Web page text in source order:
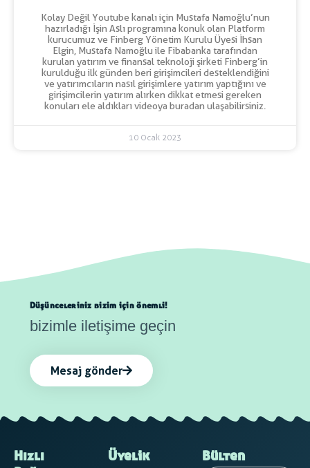
Kolay Değil Youtube kanalı için Mustafa Namoğlu’nun
hazırladığı İşin Aslı programına konuk olan Platform
kurucumuz ve Finberg Yönetim Kurulu Üyesi İhsan
Elgin, Mustafa Namoğlu ile Fibabanka tarafından
kurulan yatırım ve finansal teknoloji şirketi Finberg’in
kurulduğu ilk günden beri girişimcileri desteklendiğini
ve yatırımcıların nasıl girişimlere yatırım yaptığını ve
girişimcilerin yatırım alırken dikkat etmesi gereken
konuları ele aldıkları videoya buradan ulaşabilirsiniz.
10 Ocak 2023
Düşünceleriniz bizim için önemli!
bizimle iletişime geçin
Mesaj gönder
Hızlı Üyelik Bülten